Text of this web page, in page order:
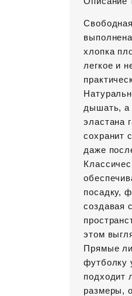
хлопка
легкое и
дышать, а
эластана
сохранит
даже
посадку,
создавая
этом
Прямые
футболку
подходит
размеры,